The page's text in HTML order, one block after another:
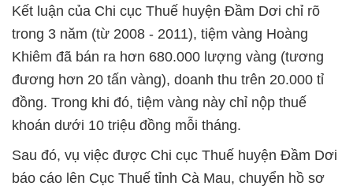
Kết luận của Chi cục Thuế huyện Đầm Dơi chỉ rõ
trong 3 năm (từ 2008 - 2011), tiệm vàng Hoàng
Khiêm đã bán ra hơn 680.000 lượng vàng (tương
đương hơn 20 tấn vàng), doanh thu trên 20.000 tỉ
đồng. Trong khi đó, tiệm vàng này chỉ nộp thuế
khoán dưới 10 triệu đồng mỗi tháng.
Sau đó, vụ việc được Chi cục Thuế huyện Đầm Dơi
báo cáo lên Cục Thuế tỉnh Cà Mau, chuyển hồ sơ